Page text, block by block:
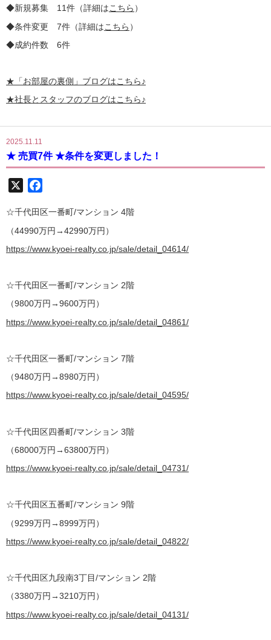
◆新規募集 11件（詳細はこちら ）
◆条件変更 7件（詳細はこちら ）
◆成約件数 6件
★ 「お部屋の裏側」 ブログはこちら♪
★社長とスタッフのブログはこちら♪
2025.11.11
★ 売買7件 ★条件を変更しました！
☆千代田区一番町/マンション 4階
（44990万円→42990万円）
https://www.kyoei-realty.co.jp/sale/detail_04614/
☆千代田区一番町/マンション 2階
（9800万円→9600万円）
https://www.kyoei-realty.co.jp/sale/detail_04861/
☆千代田区一番町/マンション 7階
（9480万円→8980万円）
https://www.kyoei-realty.co.jp/sale/detail_04595/
☆千代田区四番町/マンション 3階
（68000万円→63800万円）
https://www.kyoei-realty.co.jp/sale/detail_04731/
☆千代田区五番町/マンション 9階
（9299万円→8999万円）
https://www.kyoei-realty.co.jp/sale/detail_04822/
☆千代田区九段南3丁目/マンション 2階
（3380万円→3210万円）
https://www.kyoei-realty.co.jp/sale/detail_04131/